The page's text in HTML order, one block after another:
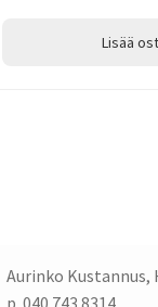
Lisää
Aurinko Kustannus,
p. 040 743 8314